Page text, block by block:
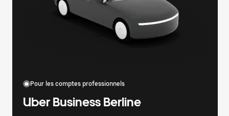
Pour les comptes professionnels
Uber Business Berline